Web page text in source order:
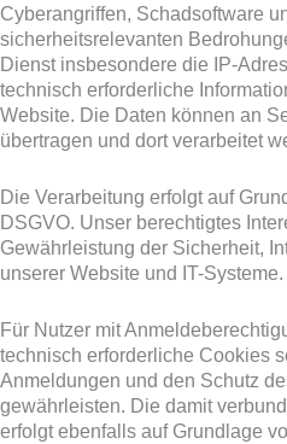
Cyberangriffen, Schadsoftware
sicherheitsrelevanten
Dienst insbesondere die IP-
technisch erforderliche
Website. Die Daten können an
übertragen und dort verarbeitet
Die Verarbeitung erfolgt auf
DSGVO. Unser berechtigtes
Gewährleistung der Sicherheit,
unserer Website und IT-Systeme.
Für Nutzer mit
technisch erforderliche Cookies
Anmeldungen und den Schutz
gewährleisten. Die damit
erfolgt ebenfalls auf Grundlage